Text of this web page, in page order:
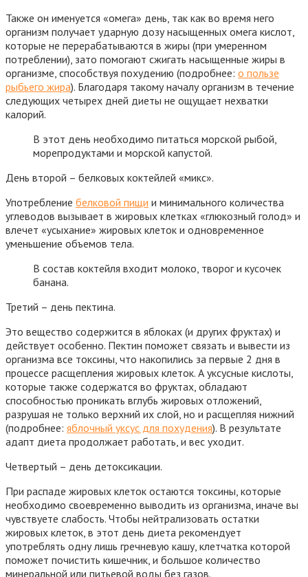
Также он именуется «омега» день, так как во время него
организм получает ударную дозу насыщенных омега кислот,
которые не перерабатываются в жиры (при умеренном
потреблении), зато помогают сжигать насыщенные жиры в
организме, способствуя похудению (подробнее: о пользе
рыбьего жира). Благодаря такому началу организм в течение
следующих четырех дней диеты не ощущает нехватки
калорий.
В этот день необходимо питаться морской рыбой,
морепродуктами и морской капустой.
День второй – белковых коктейлей «микс».
Употребление белковой пищи и минимального количества
углеводов вызывает в жировых клетках «глюкозный голод» и
влечет «усыхание» жировых клеток и одновременное
уменьшение объемов тела.
В состав коктейля входит молоко, творог и кусочек
банана.
Третий – день пектина.
Это вещество содержится в яблоках (и других фруктах) и
действует особенно. Пектин поможет связать и вывести из
организма все токсины, что накопились за первые 2 дня в
процессе расщепления жировых клеток. А уксусные кислоты,
которые также содержатся во фруктах, обладают
способностью проникать вглубь жировых отложений,
разрушая не только верхний их слой, но и расщепляя нижний
(подробнее: яблочный уксус для похудения). В результате
адапт диета продолжает работать, и вес уходит.
Четвертый – день детоксикации.
При распаде жировых клеток остаются токсины, которые
необходимо своевременно выводить из организма, иначе вы
чувствуете слабость. Чтобы нейтрализовать остатки
жировых клеток, в этот день диета рекомендует
употреблять одну лишь гречневую кашу, клетчатка которой
поможет почистить кишечник, и большое количество
минеральной или питьевой воды без газов.